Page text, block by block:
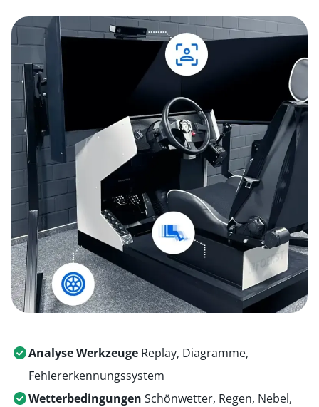
Analyse Werkzeuge Replay, Diagramme,
Fehlererkennungssystem
Wetterbedingungen Schönwetter, Regen, Nebel,